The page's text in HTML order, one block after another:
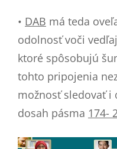
• DAB má teda
odolnosť voči
ktoré spôsobujú
tohto pripojenia
možnosť sledovať i
dosah pásma 174-